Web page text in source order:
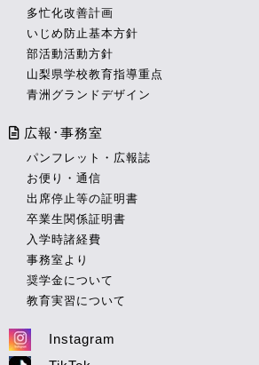
多忙化改善計画
いじめ防止基本方針
部活動活動方針
山梨県学校教育指導重点
青洲グランドデザイン
広報･事務室
パンフレット・広報誌
お便り・通信
出席停止等の証明書
卒業生関係証明書
入学時諸経費
事務室より
奨学金について
教育実習について
Instagram